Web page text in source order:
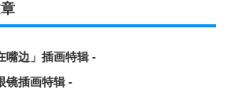
边」插画特辑 -
镜插画特辑 -